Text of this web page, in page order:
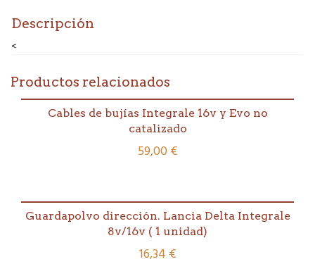
Descripción
<
Productos relacionados
Cables de bujías Integrale 16v y Evo no
catalizado
59,00€
Guardapolvo dirección. Lancia Delta Integrale
8v/16v ( 1 unidad)
16,34 €